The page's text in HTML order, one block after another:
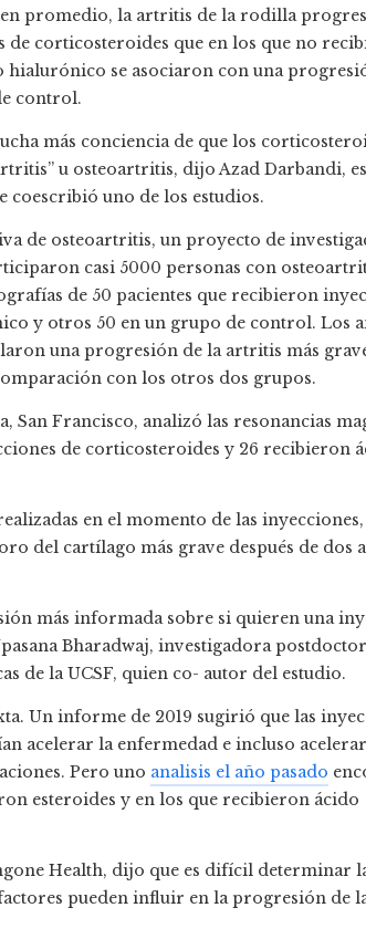
promedio, la artritis de la rodilla
corticosteroides que en los que no
se asociaron con una
control.
más conciencia de que los
u osteoartritis, dijo Azad Darbandi,
coescribió uno de los estudios.
de osteoartritis, un proyecto de
casi 5000 personas con
de 50 pacientes que recibieron
y otros 50 en un grupo de control. Los
una progresión de la artritis más
con los otros dos grupos.
Francisco, analizó las resonancias
de corticosteroides y 26 recibieron
en el momento de las
del cartílago más grave después de dos
más informada sobre si quieren una
Bharadwaj, investigadora
de la UCSF, quien co- autor del estudio.
Un informe de 2019 sugirió que las
acelerar la enfermedad e incluso
Pero uno analisis el año pasado
esteroides y en los que recibieron ácido
Health, dijo que es difícil determinar
pueden influir en la progresión de